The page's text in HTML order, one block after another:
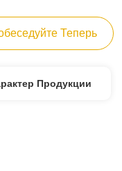
Теперь
Продукции